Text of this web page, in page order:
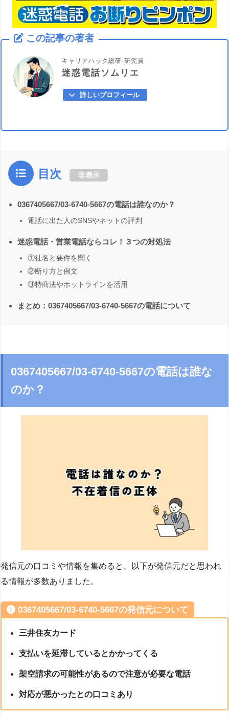
この記事の著者
キャリアハック総研-研究員
迷惑電話ソムリエ
詳しいプロフィール
目次 非表示
0367405667/03-6740-5667の電話は誰なのか？
電話に出た人のSNSやネットの評判
迷惑電話・営業電話ならコレ！３つの対処法
①社名と要件を聞く
②断り方と例文
③特商法やホットラインを活用
まとめ：0367405667/03-6740-5667の電話について
0367405667/03-6740-5667の電話は誰な
のか？
発信元の口コミや情報を集めると、以下が発信元だと思われ
る情報が多数ありました。
0367405667/03-6740-5667の発信元について
三井住友カード
支払いを延滞しているとかかってくる
架空請求の可能性があるので注意が必要な電話
対応が悪かったとの口コミあり